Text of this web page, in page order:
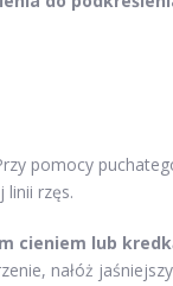
pomocy
linii rzęs.
cieniem lub
nałóż